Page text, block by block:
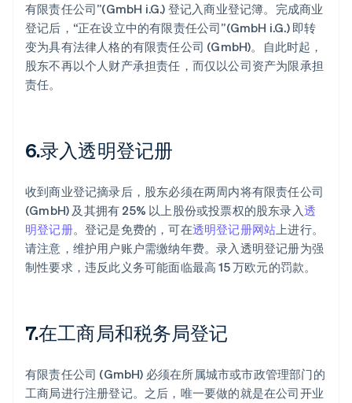
有限责任公司”(GmbH i.G.) 登记入商业登记簿。完成商业
登记后，“正在设立中的有限责任公司”(GmbH i.G.) 即转
变为具有法律人格的有限责任公司 (GmbH)。自此时起，
股东不再以个人财产承担责任，而仅以公司资产为限承担
责任。
6.录入透明登记册
收到商业登记摘录后，股东必须在两周内将有限责任公司
(GmbH) 及其拥有 25% 以上股份或投票权的股东录入透
明登记册。登记是免费的，可在透明登记册网站上进行。
请注意，维护用户账户需缴纳年费。录入透明登记册为强
制性要求，违反此义务可能面临最高 15 万欧元的罚款。
7.在工商局和税务局登记
有限责任公司 (GmbH) 必须在所属城市或市政管理部门的
工商局进行注册登记。之后，唯一要做的就是在公司开业